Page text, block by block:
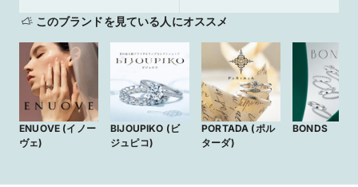
このブランドを見ている人にオススメ
ENUOVE (イノー
ヴェ)
BIJOUPIKO (ビ
ジュピコ)
PORTADA (ポル
ターダ)
BONDS